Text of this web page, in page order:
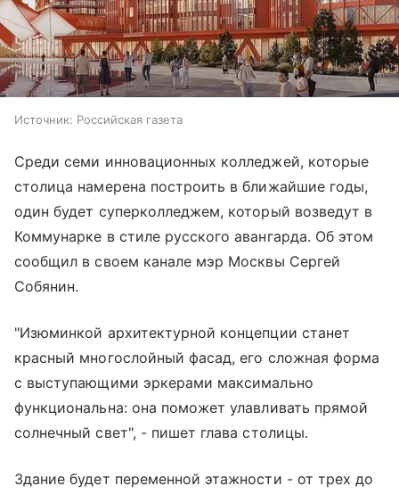
Источник: Российская газета
Среди семи инновационных колледжей, которые
столица намерена построить в ближайшие годы,
один будет суперколледжем, который возведут в
Коммунарке в стиле русского авангарда. Об этом
сообщил в своем канале мэр Москвы Сергей
Собянин.
"Изюминкой архитектурной концепции станет
красный многослойный фасад, его сложная форма
с выступающими эркерами максимально
функциональна: она поможет улавливать прямой
солнечный свет", - пишет глава столицы.
Здание будет переменной этажности - от трех до